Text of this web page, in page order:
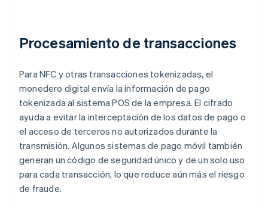
Procesamiento de transacciones
Para NFC y otras transacciones tokenizadas, el
monedero digital envía la información de pago
tokenizada al sistema POS de la empresa. El cifrado
ayuda a evitar la interceptación de los datos de pago o
el acceso de terceros no autorizados durante la
transmisión. Algunos sistemas de pago móvil también
generan un código de seguridad único y de un solo uso
para cada transacción, lo que reduce aún más el riesgo
de fraude.